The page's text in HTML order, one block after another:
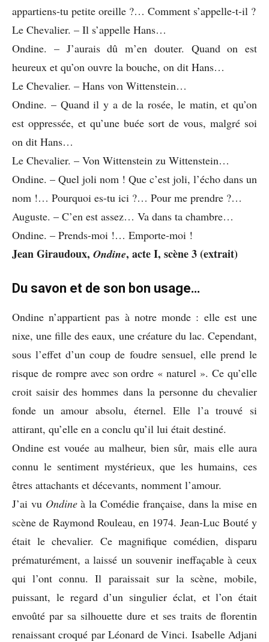
appartiens-tu petite oreille ?… Comment s’appelle-t-il ?
Le Chevalier. – Il s’appelle Hans…
Ondine. – J’aurais dû m’en douter. Quand on est
heureux et qu’on ouvre la bouche, on dit Hans…
Le Chevalier. – Hans von Wittenstein…
Ondine. – Quand il y a de la rosée, le matin, et qu’on
est oppressée, et qu’une buée sort de vous, malgré soi
on dit Hans…
Le Chevalier. – Von Wittenstein zu Wittenstein…
Ondine. – Quel joli nom ! Que c’est joli, l’écho dans un
nom !… Pourquoi es-tu ici ?… Pour me prendre ?…
Auguste. – C’en est assez… Va dans ta chambre…
Ondine. – Prends-moi !… Emporte-moi !
Jean Giraudoux, Ondine, acte I, scène 3 (extrait)
Du savon et de son bon usage…
Ondine n’appartient pas à notre monde : elle est une
nixe, une fille des eaux, une créature du lac. Cependant,
sous l’effet d’un coup de foudre sensuel, elle prend le
risque de rompre avec son ordre « naturel ». Ce qu’elle
croit saisir des hommes dans la personne du chevalier
fonde un amour absolu, éternel. Elle l’a trouvé si
attirant, qu’elle en a conclu qu’il lui était destiné.
Ondine est vouée au malheur, bien sûr, mais elle aura
connu le sentiment mystérieux, que les humains, ces
êtres attachants et décevants, nomment l’amour.
J’ai vu Ondineà la Comédie française, dans la mise en
scène de Raymond Rouleau, en 1974. Jean-Luc Bouté y
était le chevalier. Ce magnifique comédien, disparu
prématurément, a laissé un souvenir ineffaçable à ceux
qui l’ont connu. Il paraissait sur la scène, mobile,
puissant, le regard d’un singulier éclat, et l’on était
envoûté par sa silhouette dure et ses traits de florentin
renaissant croqué par Léonard de Vinci. Isabelle Adjani